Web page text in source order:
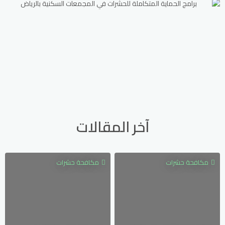
آخر المقالات
مكافحة حشرات مكافحة حشرات